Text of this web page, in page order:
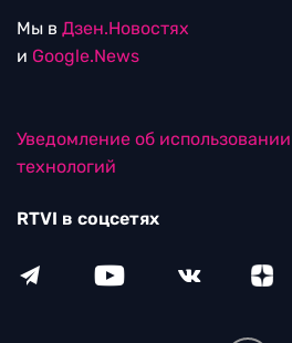
Мы в Дзен.Новостях
и Google.News
Уведомление об
технологий
RTVI в соцсетях